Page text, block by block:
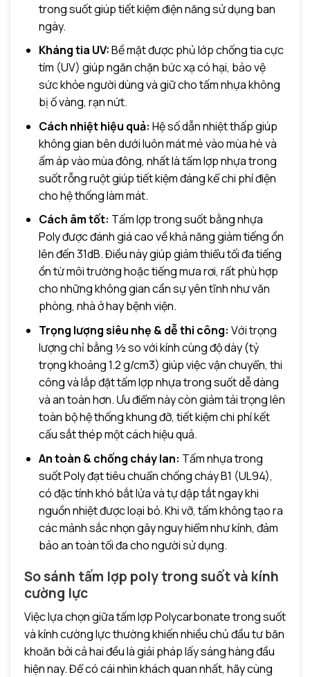
trong suốt giúp tiết kiệm điện năng sử dụng ban
ngày.
Kháng tia UV:Bề mặt được phủ lớp chống tia cực
tím (UV) giúp ngăn chặn bức xạ có hại, bảo vệ
sức khỏe người dùng và giữ cho tấm nhựa không
bị ố vàng, rạn nứt.
Cách nhiệt hiệu quả: Hệ số dẫn nhiệt thấp giúp
không gian bên dưới luôn mát mẻ vào mùa hè và
ấm áp vào mùa đông, nhất là tấm lợp nhựa trong
suốt rỗng ruột giúp tiết kiệm đáng kể chi phí điện
cho hệ thống làm mát.
Cách âm tốt: Tấm lợp trong suốt bằng nhựa
Poly được đánh giá cao về khả năng giảm tiếng ồn
lên đến 31dB. Điều này giúp giảm thiểu tối đa tiếng
ồn từ môi trường hoặc tiếng mưa rơi, rất phù hợp
cho những không gian cần sự yên tĩnh như văn
phòng, nhà ở hay bệnh viện.
Trọng lượng siêu nhẹ & dễ thi công: Với trọng
lượng chỉ bằng ½ so với kính cùng độ dày (tỷ
trọng khoảng 1.2 g/cm3) giúp việc vận chuyển, thi
công và lắp đặt tấm lợp nhựa trong suốt dễ dàng
và an toàn hơn. Ưu điểm này còn giảm tải trọng lên
toàn bộ hệ thống khung đỡ, tiết kiệm chi phí kết
cấu sắt thép một cách hiệu quả.
An toàn & chống cháy lan: Tấm nhựa trong
suốt Poly đạt tiêu chuẩn chống cháy B1 (UL94),
có đặc tính khó bắt lửa và tự dập tắt ngay khi
nguồn nhiệt được loại bỏ. Khi vỡ, tấm không tạo ra
các mảnh sắc nhọn gây nguy hiểm như kính, đảm
bảo an toàn tối đa cho người sử dụng.
So sánh tấm lợp poly trong suốt và kính
cường lực
Việc lựa chọn giữa tấm lợp Polycarbonate trong suốt
và kính cường lực thường khiến nhiều chủ đầu tư băn
khoăn bởi cả hai đều là giải pháp lấy sáng hàng đầu
hiện nay. Để có cái nhìn khách quan nhất, hãy cùng